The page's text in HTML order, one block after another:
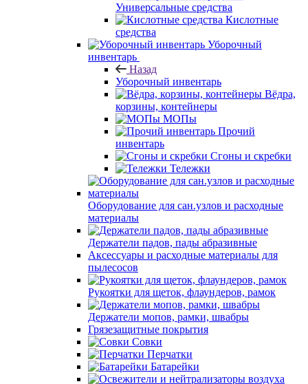
Универсальные средства
Кислотные
средства
Уборочный
инвентарь
Назад
Уборочный инвентарь
Вёдра,
корзины, контейнеры
МОПы
Прочий
инвентарь
Сгоны и скребки
Тележки
Оборудование для сан.узлов и расходные
материалы
Держатели падов, пады абразивные
Аксессуары и расходные материалы для
пылесосов
Рукоятки для щеток, флаундеров, рамок
Держатели мопов, рамки, швабры
Грязезащитные покрытия
Совки
Перчатки
Батарейки